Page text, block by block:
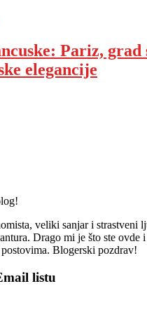
Pariz, grad
elegancije
veliki sanjar i strastveni
Drago mi je što ste ovde i
Blogerski pozdrav!
listu